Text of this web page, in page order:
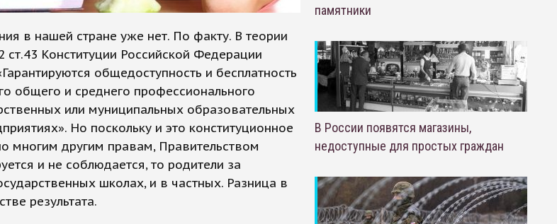
в нашей стране уже нет. По факту. В теории
ст.43 Конституции Российской Федерации
общедоступность и бесплатность
общего и среднего профессионального
или муниципальных образовательных
Но поскольку и это конституционное
многим другим правам, Правительством
и не соблюдается, то родители за
школах, и в частных. Разница в
результата.
памятники
В России появятся магазины,
недоступные для простых граждан